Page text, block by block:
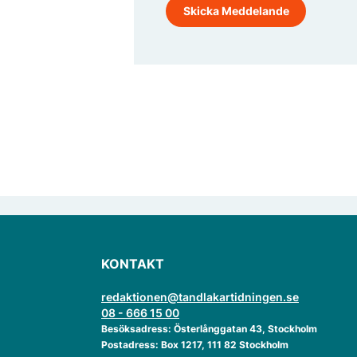
KONTAKT
redaktionen@tandlakartidningen.se
08 - 666 15 00
Besöksadress: Österlånggatan 43, Stockholm
Postadress: Box 1217, 111 82 Stockholm